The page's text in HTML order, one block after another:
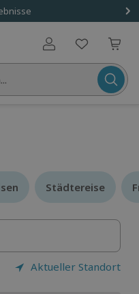
Benutzerkonto
Städtereise
Städtereise
Aktueller Standort